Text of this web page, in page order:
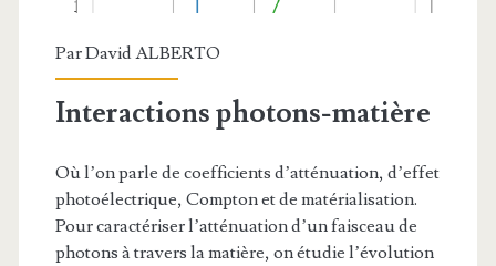
ParDavid ALBERTO
Interactions photons-matière
Où l’on parle de coefficients d’atténuation, d’effet
photoélectrique, Compton et de matérialisation.
Pour caractériser l’atténuation d’un faisceau de
photons à travers la matière, on étudie l’évolution